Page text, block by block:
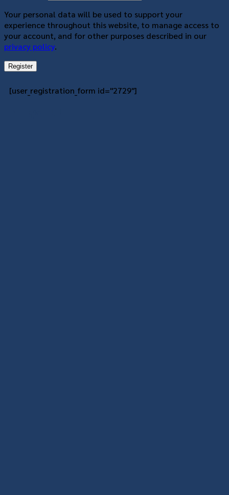
Your personal data will be used to support your
experience throughout this website, to manage access to
your account, and for other purposes described in our
privacy policy.
Register
[user_registration_form id="2729"]